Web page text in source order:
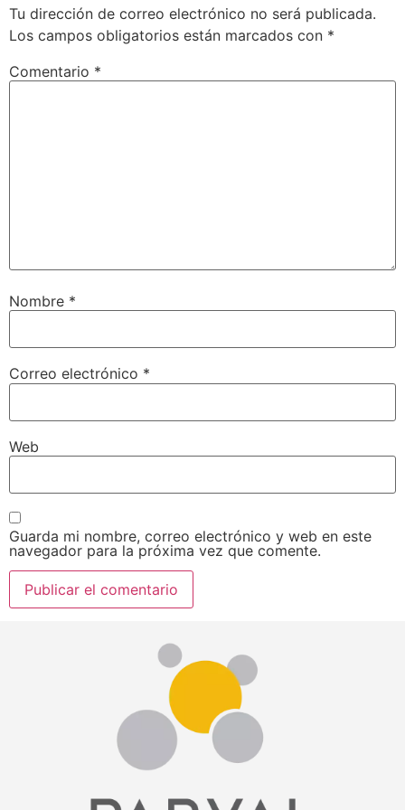
Tu dirección de correo electrónico no será publicada.
Los campos obligatorios están marcados con *
Comentario *
Nombre *
Correo electrónico *
Web
Guarda mi nombre, correo electrónico y web en este
navegador para la próxima vez que comente.